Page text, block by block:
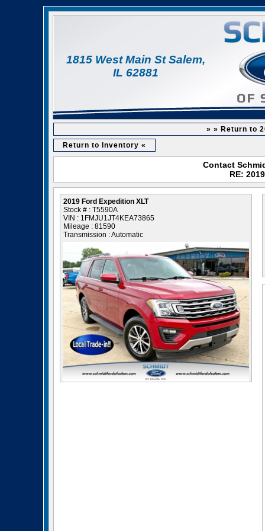
1815 West Main St Salem,
IL 62881
» » Return to
Return to Inventory «
Contact
RE:
2019 Ford Expedition XLT
Stock # : T5590A
VIN : 1FMJU1JT4KEA73865
Mileage : 81590
Transmission : Automatic